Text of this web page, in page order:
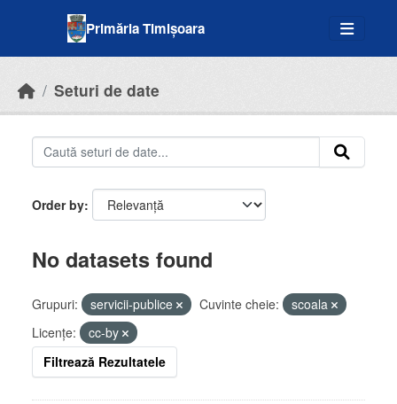
Primăria Timișoara
Seturi de date
Order by
No datasets found
Grupuri: servicii-publice Cuvinte cheie:
scoala
Licenţe:
cc-by
Filtrează Rezultatele